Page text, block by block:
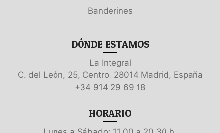
Banderines
DÓNDE ESTAMOS
La Integral
C. del León, 25, Centro, 28014 Madrid, España
+34 914 29 69 18
HORARIO